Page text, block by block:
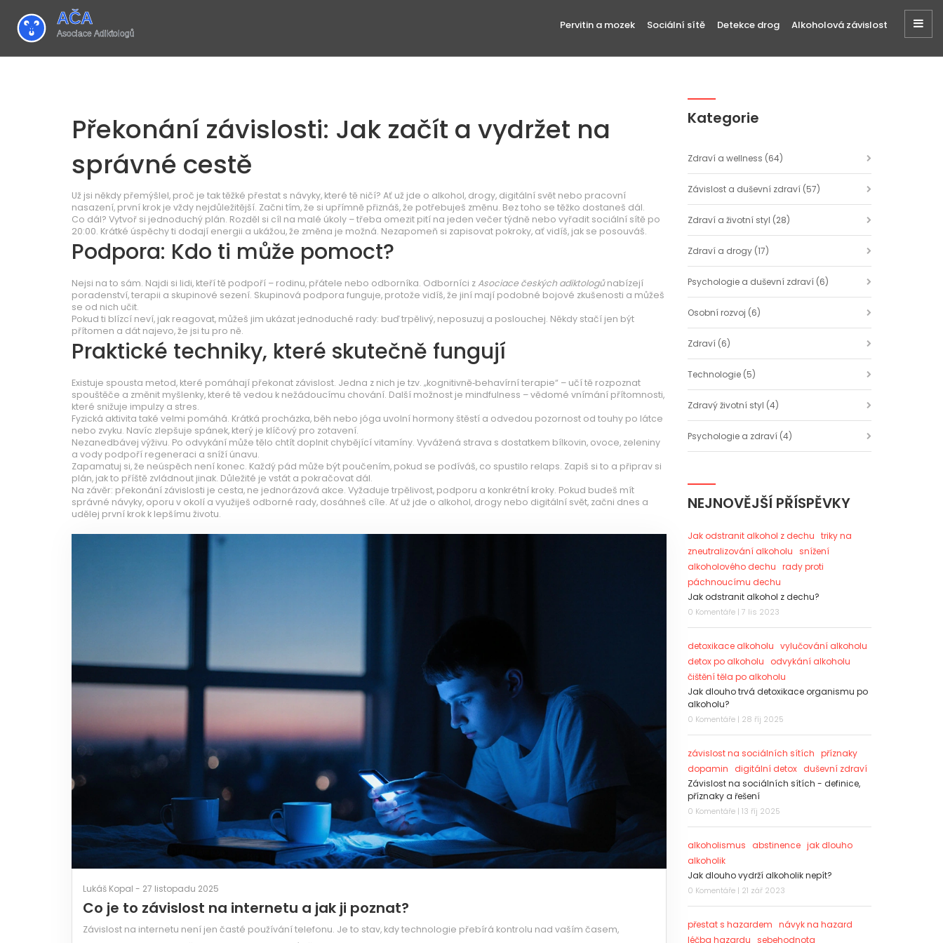
Pervitin a mozek Sociální sítě Detekce drog Alkoholová závislost
Překonání závislosti: Jak začít a vydržet na
správné cestě
Už jsi někdy přemýšlel, proč je tak těžké přestat s návyky, které tě ničí? Ať už jde o alkohol, drogy, digitální svět nebo pracovní
nasazení, první krok je vždy nejdůležitější. Začni tím, že si upřímně přiznáš, že potřebuješ změnu. Bez toho se těžko dostaneš dál.
Co dál? Vytvoř si jednoduchý plán. Rozděl si cíl na malé úkoly – třeba omezit pití na jeden večer týdně nebo vyřadit sociální sítě po
20:00. Krátké úspěchy ti dodají energii a ukážou, že změna je možná. Nezapomeň si zapisovat pokroky, ať vidíš, jak se posouváš.
Podpora: Kdo ti může pomoct?
Nejsi na to sám. Najdi si lidi, kteří tě podpoří – rodinu, přátele nebo odborníka. Odborníci zAsociace českých adiktologůnabízejí
poradenství, terapii a skupinové sezení. Skupinová podpora funguje, protože vidíš, že jiní mají podobné bojové zkušenosti a můžeš
se od nich učit.
Pokud ti blízcí neví, jak reagovat, můžeš jim ukázat jednoduché rady: buď trpělivý, neposuzuj a poslouchej. Někdy stačí jen být
přítomen a dát najevo, že jsi tu pro ně.
Praktické techniky, které skutečně fungují
Existuje spousta metod, které pomáhají překonat závislost. Jedna z nich je tzv. „kognitivně‑behavírní terapie“ – učí tě rozpoznat
spouštěče a změnit myšlenky, které tě vedou k nežádoucímu chování. Další možnost je mindfulness – vědomé vnímání přítomnosti,
které snižuje impulzy a stres.
Fyzická aktivita také velmi pomáhá. Krátká procházka, běh nebo jóga uvolní hormony štěstí a odvedou pozornost od touhy po látce
nebo zvyku. Navíc zlepšuje spánek, který je klíčový pro zotavení.
Nezanedbávej výživu. Po odvykání může tělo chtít doplnit chybějící vitamíny. Vyvážená strava s dostatkem bílkovin, ovoce, zeleniny
a vody podpoří regeneraci a sníží únavu.
Zapamatuj si, že neúspěch není konec. Každý pád může být poučením, pokud se podíváš, co spustilo relaps. Zapiš si to a připrav si
plán, jak to příště zvládnout jinak. Důležité je vstát a pokračovat dál.
Na závěr: překonání závislosti je cesta, ne jednorázová akce. Vyžaduje trpělivost, podporu a konkrétní kroky. Pokud budeš mít
správné návyky, oporu v okolí a využiješ odborné rady, dosáhneš cíle. Ať už jde o alkohol, drogy nebo digitální svět, začni dnes a
udělej první krok k lepšímu životu.
Lukáš Kopal - 27 listopadu 2025
Co je to závislost na internetu a jak ji poznat?
Závislost na internetu není jen časté používání telefonu. Je to stav, kdy technologie přebírá kontrolu nad vaším časem,
Kategorie
Zdraví a wellness (64)
Závislost a duševní zdraví (57)
Zdraví a životní styl (28)
Zdraví a drogy (17)
Psychologie a duševní zdraví (6)
Osobní rozvoj (6)
Zdraví (6)
Technologie (5)
Zdravý životní styl (4)
Psychologie a zdraví (4)
NEJNOVĚJŠÍ PŘÍSPĚVKY
Jak odstranit alkohol z dechu triky na
zneutralizování alkoholu snížení
alkoholového dechu rady proti
páchnoucímu dechu
Jak odstranit alkohol z dechu?
0 Komentáře | 7 lis 2023
detoxikace alkoholu vylučování alkoholu
detox po alkoholu
odvykání alkoholu
čištění těla po alkoholu
Jak dlouho trvá detoxikace organismu po
alkoholu?
0 Komentáře | 28 říj 2025
závislost na sociálních sítích příznaky
dopamin
digitální detox
duševní zdraví
Závislost na sociálních sítích - definice,
příznaky a řešení
0 Komentáře | 13 říj 2025
alkoholismus abstinence jak dlouho
alkoholik
Jak dlouho vydrží alkoholik nepít?
0 Komentáře | 21 zář 2023
přestat s hazardem návyk na hazard
léčba hazardu sebehodnota